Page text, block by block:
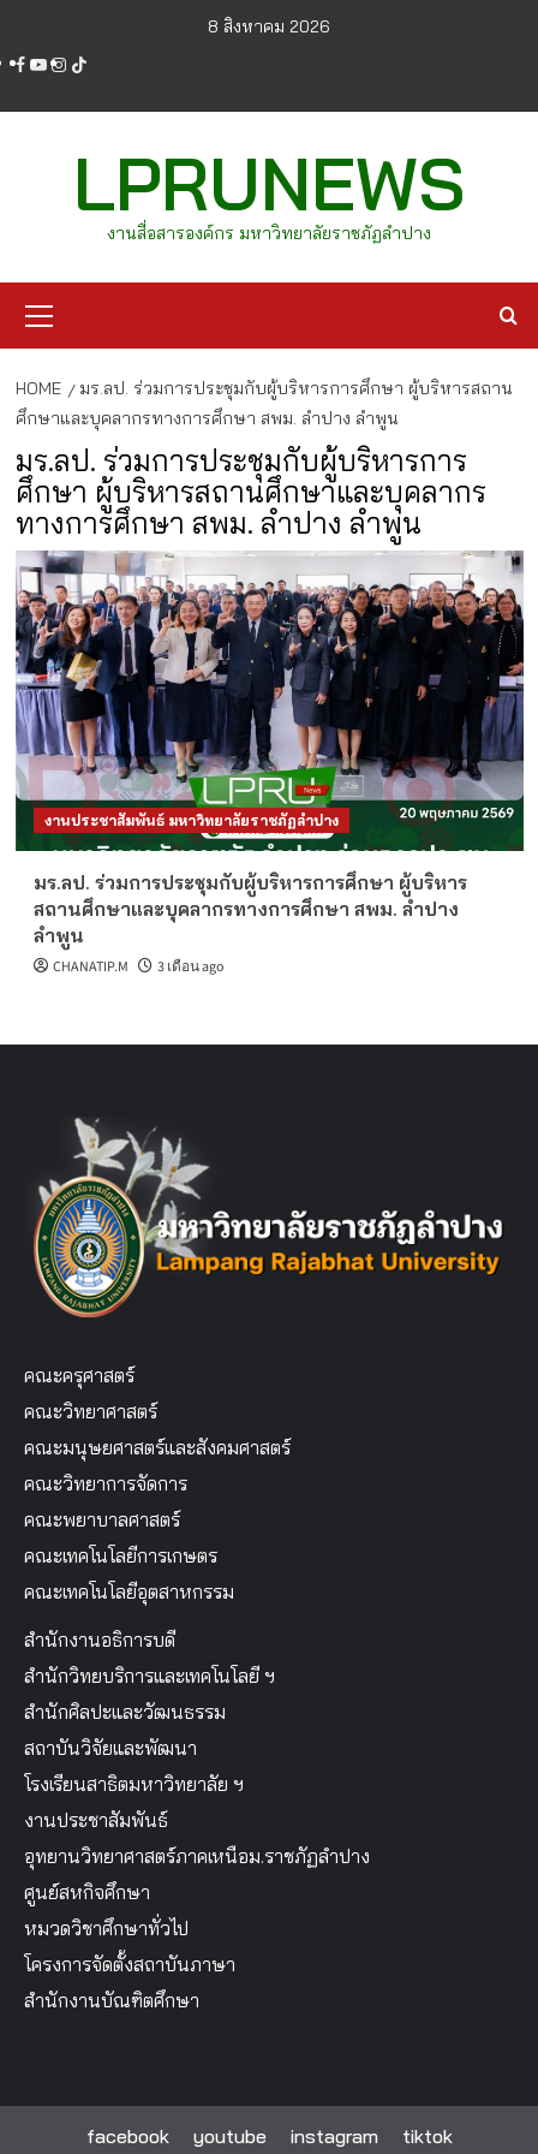
content
8 สิงหาคม 2026
facebook
youtube
instagram
tiktok
LPRUNEWS
งานสื่อสารองค์กร มหาวิทยาลัยราชภัฏลำปาง
Menu
HOME
มร.ลป. ร่วมการประชุมกับผู้บริหารการศึกษา ผู้บริหารสถาน
ศึกษาและบุคลากรทางการศึกษา สพม. ลำปาง ลำพูน
มร.ลป. ร่วมการประชุมกับผู้บริหารการ
ศึกษา ผู้บริหารสถานศึกษาและบุคลากร
ทางการศึกษา สพม. ลำปาง ลำพูน
งานประชาสัมพันธ์ มหาวิทยาลัยราชภัฏลำปาง
มร.ลป. ร่วมการประชุมกับผู้บริหารการศึกษา ผู้บริหาร
สถานศึกษาและบุคลากรทางการศึกษา สพม. ลำปาง
ลำพูน
CHANATIP.M 3 เดือน ago
คณะครุศาสตร์
คณะวิทยาศาสตร์
คณะมนุษยศาสตร์และสังคมศาสตร์
คณะวิทยาการจัดการ
คณะพยาบาลศาสตร์
คณะเทคโนโลยีการเกษตร
คณะเทคโนโลยีอุตสาหกรรม
สำนักงานอธิการบดี
สำนักวิทยบริการและเทคโนโลยี ฯ
สำนักศิลปะและวัฒนธรรม
สถาบันวิจัยและพัฒนา
โรงเรียนสาธิตมหาวิทยาลัย ฯ
งานประชาสัมพันธ์
อุทยานวิทยาศาสตร์ภาคเหนือม.ราชภัฏลำปาง
ศูนย์สหกิจศึกษา
หมวดวิชาศึกษาทั่วไป
โครงการจัดตั้งสถาบันภาษา
สำนักงานบัณฑิตศึกษา
facebook youtube instagram tiktok